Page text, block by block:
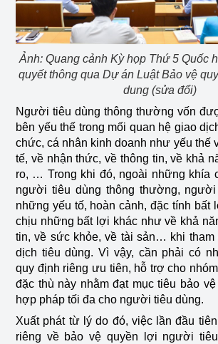
Ảnh: Quang cảnh Kỳ họp Thứ 5 Quốc
quyết thông qua Dự án Luật Bảo vệ
dung (sửa đổi)
Người tiêu dùng thông thường vốn
bên yếu thế trong mối quan hệ giao
chức, cá nhân kinh doanh như yếu thế
tế, về nhận thức, về thông tin, về khả
ro, … Trong khi đó, ngoài những khía
người tiêu dùng thông thường, người
những yếu tố, hoàn cảnh, đặc tính bất
chịu những bất lợi khác như về khả
tin, về sức khỏe, về tài sản… khi tham
dịch tiêu dùng. Vì vậy, cần phải có
quy định riêng ưu tiên, hỗ trợ cho
đặc thù này nhằm đạt mục tiêu bảo
hợp pháp tối đa cho người tiêu dùng.
Xuất phát từ lý do đó, việc lần đầu
riêng về bảo vệ quyền lợi người